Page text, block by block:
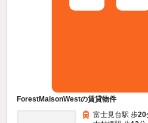
ForestMaisonWestの賃貸物件
富士見台駅 歩20